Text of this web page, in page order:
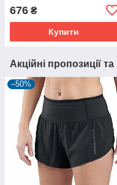
676 ₴
Купити
Акційні пропозиції
–50%